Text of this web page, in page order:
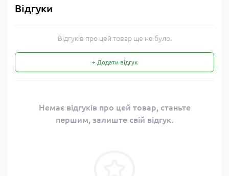
Відгуки
Відгуків про цей товар ще не було.
+ Додати відгук
Немає відгуків про цей товар, станьте
першим, залиште свій відгук.